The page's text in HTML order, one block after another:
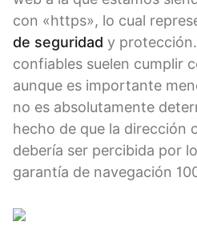
con «https», lo cual
de seguridad y
confiables suelen cumplir
aunque es importante
no es absolutamente
hecho de que la dirección
debería ser percibida por
garantía de navegación